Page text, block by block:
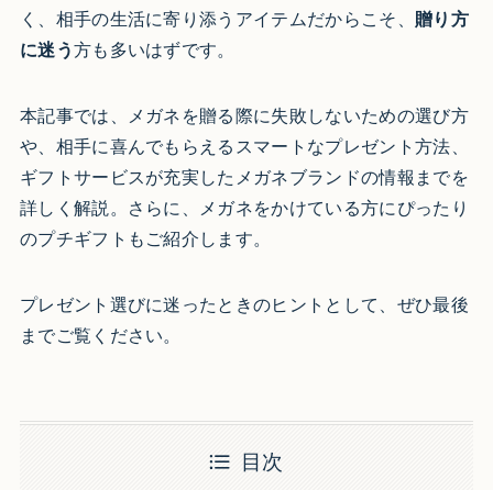
く、相手の生活に寄り添うアイテムだからこそ、 贈り方
に迷う方も多いはずです。
本記事では、メガネを贈る際に失敗しないための選び方
や、相手に喜んでもらえるスマートなプレゼント方法、
ギフトサービスが充実したメガネブランドの情報までを
詳しく解説。さらに、メガネをかけている方にぴったり
のプチギフトもご紹介します。
プレゼント選びに迷ったときのヒントとして、ぜひ最後
までご覧ください。
目次